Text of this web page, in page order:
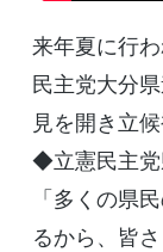
来年夏に行
民主党大分
見を開き立
◆立憲民主党
「多くの県
るから、皆